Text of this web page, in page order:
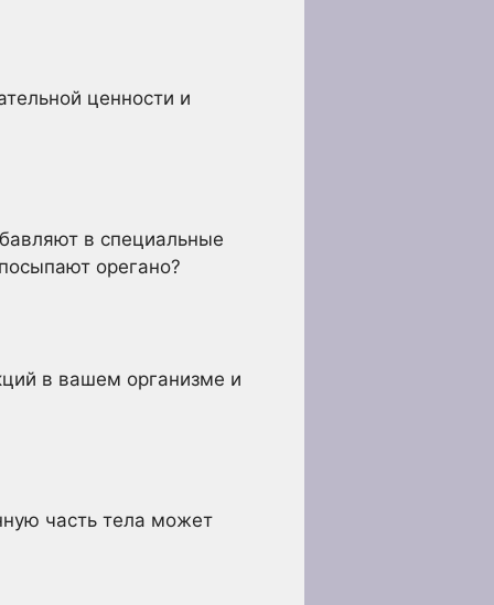
ценности и
в специальные
орегано?
в вашем организме и
часть тела может